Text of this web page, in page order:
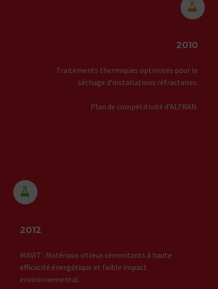
2010
Traitements thermiques optimisés pour le
séchage d’installations réfractaires.
Plan de compétitivité d’ALFRAN.




2012
MAVIT : Matériaux vitreux cémentants à haute
efficacité énergétique et faible impact
environnemental.